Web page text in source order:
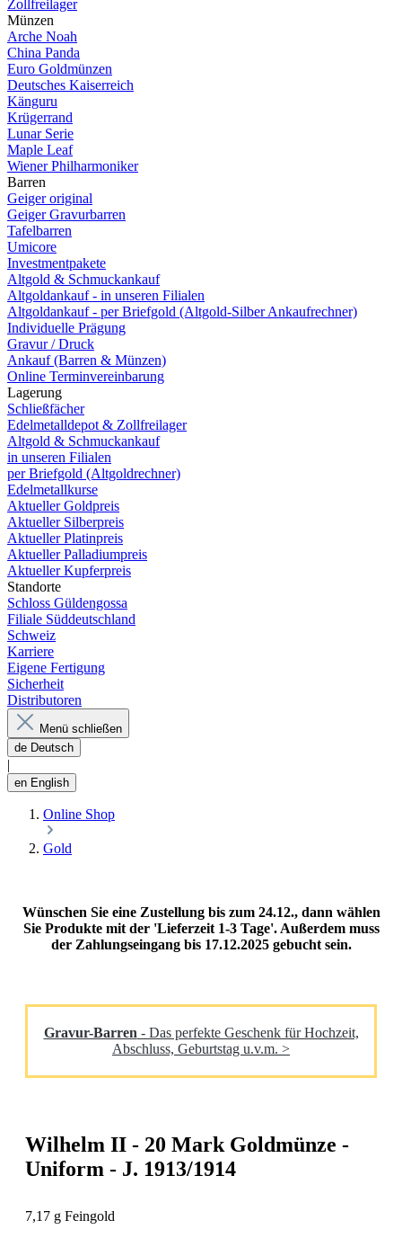
Zollfreilager
Münzen
Arche Noah
China Panda
Euro Goldmünzen
Deutsches Kaiserreich
Känguru
Krügerrand
Lunar Serie
Maple Leaf
Wiener Philharmoniker
Barren
Geiger original
Geiger Gravurbarren
Tafelbarren
Umicore
Investmentpakete
Altgold & Schmuckankauf
Altgoldankauf - in unseren Filialen
Altgoldankauf - per Briefgold (Altgold-Silber Ankaufrechner)
Individuelle Prägung
Gravur / Druck
Ankauf (Barren & Münzen)
Online Terminvereinbarung
Lagerung
Schließfächer
Edelmetalldepot & Zollfreilager
Altgold & Schmuckankauf
in unseren Filialen
per Briefgold (Altgoldrechner)
Edelmetallkurse
Aktueller Goldpreis
Aktueller Silberpreis
Aktueller Platinpreis
Aktueller Palladiumpreis
Aktueller Kupferpreis
Standorte
Schloss Güldengossa
Filiale Süddeutschland
Schweiz
Karriere
Eigene Fertigung
Sicherheit
Distributoren
Menü schließen
de Deutsch
en English
Online Shop
Gold
Wünschen Sie eine Zustellung bis zum 24.12., dann wählen
Sie Produkte mit der 'Lieferzeit 1-3 Tage'. Außerdem muss
der Zahlungseingang bis 17.12.2025 gebucht sein.
Gravur-Barren - Das perfekte Geschenk für Hochzeit,
Abschluss, Geburtstag u.v.m. >
Wilhelm II - 20 Mark Goldmünze -
Uniform - J. 1913/1914
7,17 g Feingold